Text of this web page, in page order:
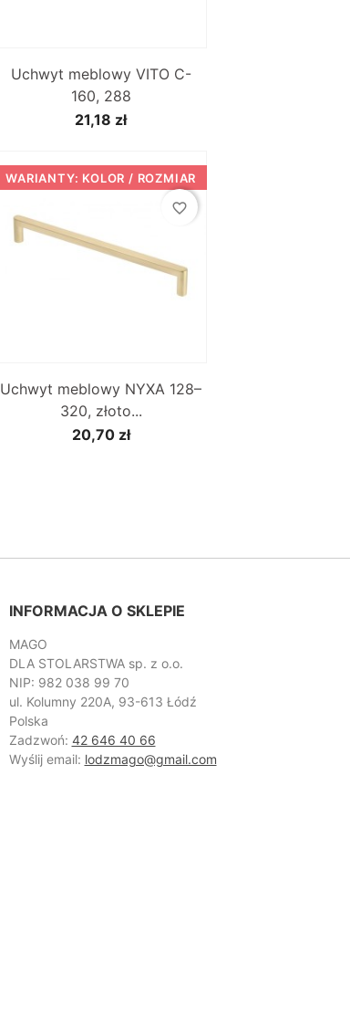
Uchwyt meblowy VITO C-
160, 288
21,18 zł
Uchwyt meblowy NYXA 128–
320, złoto...
20,70 zł
WARIANTY: KOLOR / ROZMIAR
favorite_border
INFORMACJA O SKLEPIE
MAGO
DLA STOLARSTWA sp. z o.o.
NIP: 982 038 99 70
ul. Kolumny 220A, 93-613 Łódź
Polska
Zadzwoń: 42 646 40 66
Wyślij email: lodzmago@gmail.com